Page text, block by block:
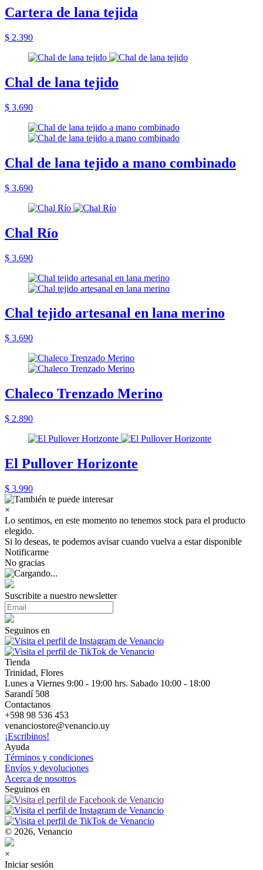
Cartera de lana tejida
$ 2.390
Chal de lana tejido
$ 3.690
Chal de lana tejido a mano combinado
$ 3.690
Chal Río
$ 3.690
Chal tejido artesanal en lana merino
$ 3.690
Chaleco Trenzado Merino
$ 2.890
El Pullover Horizonte
$ 3.990
×
Lo sentimos, en este momento no tenemos stock para el producto
elegido.
Si lo deseas, te podemos avisar cuando vuelva a estar disponible
Notificarme
No gracias
Suscribite a nuestro newsletter
Seguinos en
Tienda
Trinidad, Flores
Lunes a Viernes 9:00 - 19:00 hrs. Sabado 10:00 - 18:00
Sarandí 508
Contactanos
+598 98 536 453
venanciostore@venancio.uy
¡Escribinos!
Ayuda
Términos y condiciones
Envíos y devoluciones
Acerca de nosotros
Seguinos en
© 2026, Venancio
×
Iniciar sesión